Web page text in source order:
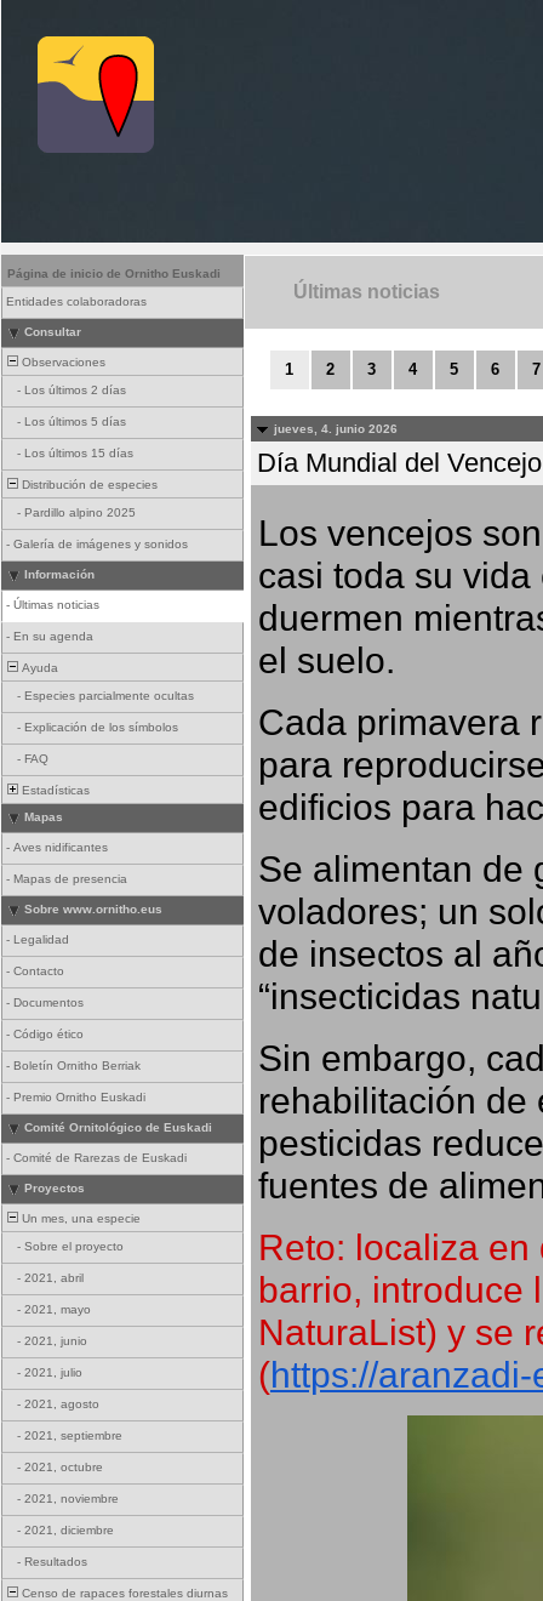
Página de inicio de Ornitho Euskadi
Entidades colaboradoras
Consultar
Observaciones
- Los últimos 2 días
- Los últimos 5 días
- Los últimos 15 días
Distribución de especies
- Pardillo alpino 2025
- Galería de imágenes y sonidos
Información
- Últimas noticias
- En su agenda
Ayuda
- Especies parcialmente ocultas
- Explicación de los símbolos
- FAQ
Estadísticas
Mapas
- Aves nidificantes
- Mapas de presencia
Sobre www.ornitho.eus
- Legalidad
- Contacto
- Documentos
- Código ético
- Boletín Ornitho Berriak
- Premio Ornitho Euskadi
Comité Ornitológico de Euskadi
- Comité de Rarezas de Euskadi
Proyectos
Un mes, una especie
- Sobre el proyecto
- 2021, abril
- 2021, mayo
- 2021, junio
- 2021, julio
- 2021, agosto
- 2021, septiembre
- 2021, octubre
- 2021, noviembre
- 2021, diciembre
- Resultados
Censo de rapaces forestales diurnas
Últimas noticias
1 2 3 4 5 6 7
jueves, 4. junio 2026
Día Mundial del
Los vencejos
casi toda su
duermen
el suelo.
Cada primavera
para
edificios para
Se alimentan de
voladores; un
de insectos al
“insecticidas
Sin embargo,
rehabilitación de
pesticidas
fuentes de
Reto: localiza
barrio, introduce
NaturaList) y se
(https://